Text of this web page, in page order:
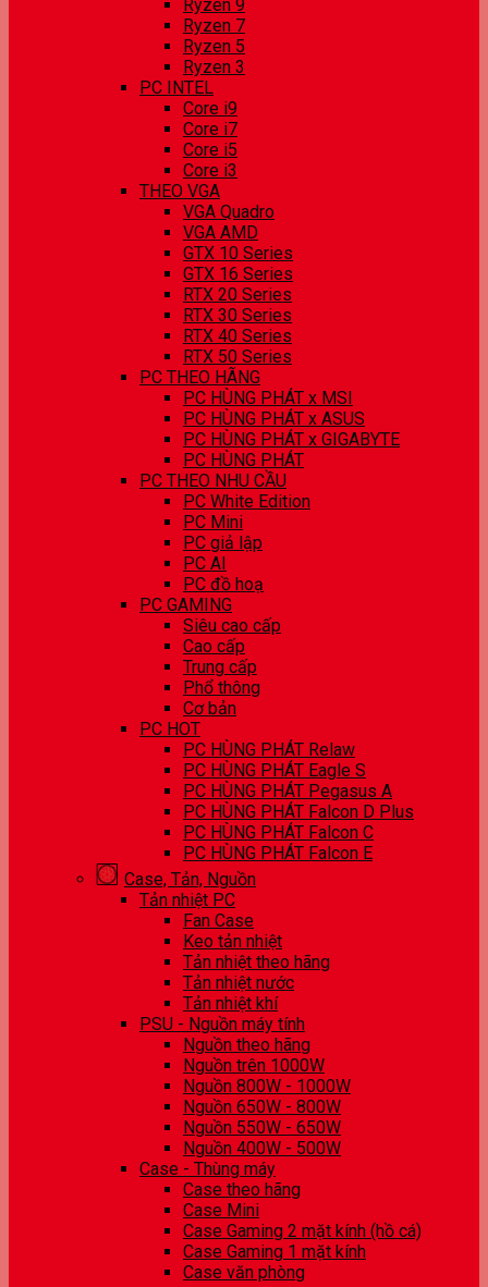
Ryzen 9
Ryzen 7
Ryzen 5
Ryzen 3
PC INTEL
Core i9
Core i7
Core i5
Core i3
THEO VGA
VGA Quadro
VGA AMD
GTX 10 Series
GTX 16 Series
RTX 20 Series
RTX 30 Series
RTX 40 Series
RTX 50 Series
PC THEO HÃNG
PC HÙNG PHÁT x MSI
PC HÙNG PHÁT x ASUS
PC HÙNG PHÁT x GIGABYTE
PC HÙNG PHÁT
PC THEO NHU CẦU
PC White Edition
PC Mini
PC giả lập
PC AI
PC đồ hoạ
PC GAMING
Siêu cao cấp
Cao cấp
Trung cấp
Phổ thông
Cơ bản
PC HOT
PC HÙNG PHÁT Relaw
PC HÙNG PHÁT Eagle S
PC HÙNG PHÁT Pegasus A
PC HÙNG PHÁT Falcon D Plus
PC HÙNG PHÁT Falcon C
PC HÙNG PHÁT Falcon E
Case, Tản, Nguồn
Tản nhiệt PC
Fan Case
Keo tản nhiệt
Tản nhiệt theo hãng
Tản nhiệt nước
Tản nhiệt khí
PSU - Nguồn máy tính
Nguồn theo hãng
Nguồn trên 1000W
Nguồn 800W - 1000W
Nguồn 650W - 800W
Nguồn 550W - 650W
Nguồn 400W - 500W
Case - Thùng máy
Case theo hãng
Case Mini
Case Gaming 2 mặt kính (hồ cá)
Case Gaming 1 mặt kính
Case văn phòng